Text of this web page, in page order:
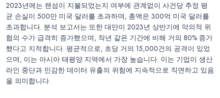
2023년에는 랜섬이 지불되었는지 여부에 관계없이 사건당 추정 평
균 손실이 500만 미국 달러를 초과하며, 총액은 300억 미국 달러를
초과합니다. 분석 보고서는 또한 대만이 2023년 상반기에 악의적 위
협의 수가 급격히 증가했으며, 작년 같은 기간에 비해 거의 80% 증가
했다고 지적합니다. 평균적으로, 초당 거의 15,000건의 공격이 있었
으며, 이는 아시아 태평양 지역에서 가장 높습니다. 이는 기업이 생산
라인 중단과 민감한 데이터 유출의 위험에 지속적으로 직면하고 있음
을 의미합니다.